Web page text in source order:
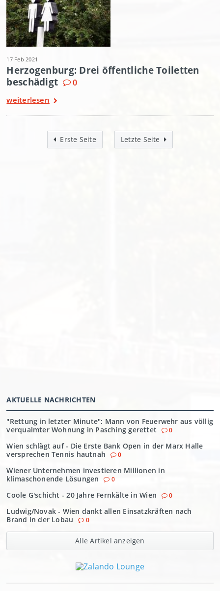
17 Feb 2021
Herzogenburg: Drei öffentliche Toiletten
beschädigt
0
weiterlesen
Erste Seite Letzte Seite
AKTUELLE NACHRICHTEN
"Rettung in letzter Minute": Mann von Feuerwehr aus völlig
verqualmter Wohnung in Pasching gerettet
0
Wien schlägt auf - Die Erste Bank Open in der Marx Halle
versprechen Tennis hautnah
0
Wiener Unternehmen investieren Millionen in
klimaschonende Lösungen
0
Coole G'schicht - 20 Jahre Fernkälte in Wien 0
Ludwig/Novak - Wien dankt allen Einsatzkräften nach
Brand in der Lobau
0
Alle Artikel anzeigen